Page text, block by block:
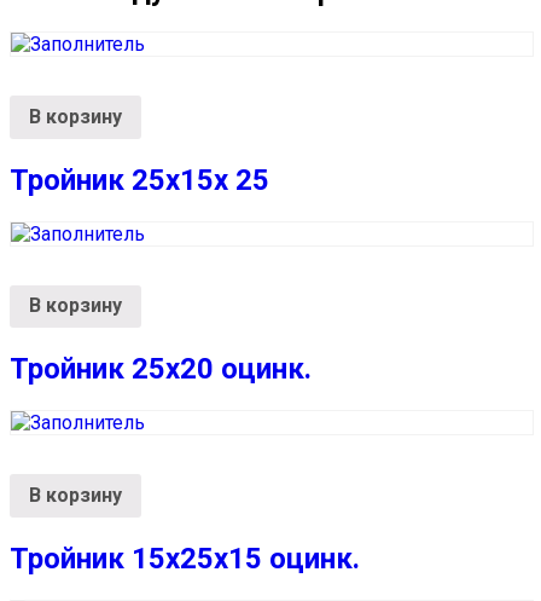
В корзину
Тройник 25х15х 25
В корзину
Тройник 25х20 оцинк.
В корзину
Тройник 15х25х15 оцинк.